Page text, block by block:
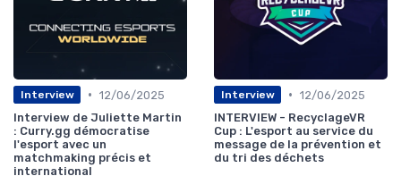
Interview • 12/06/2025
Interview de Juliette Martin
: Curry.gg démocratise
l'esport avec un
matchmaking précis et
international
Interview • 12/06/2025
INTERVIEW - RecyclageVR
Cup : L'esport au service du
message de la prévention et
du tri des déchets